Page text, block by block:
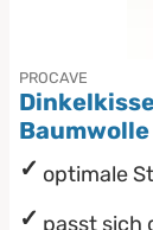
PROCAVE
Baumwolle
optimale
passt sich